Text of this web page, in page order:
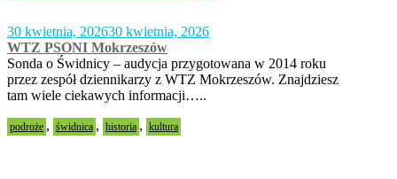
30 kwietnia, 202630 kwietnia, 2026
WTZ PSONI Mokrzeszów
Sonda o Świdnicy – audycja przygotowana w 2014 roku
przez zespół dziennikarzy z WTZ Mokrzeszów. Znajdziesz
tam wiele ciekawych informacji…..
podroże , świdnica , historia , kultura